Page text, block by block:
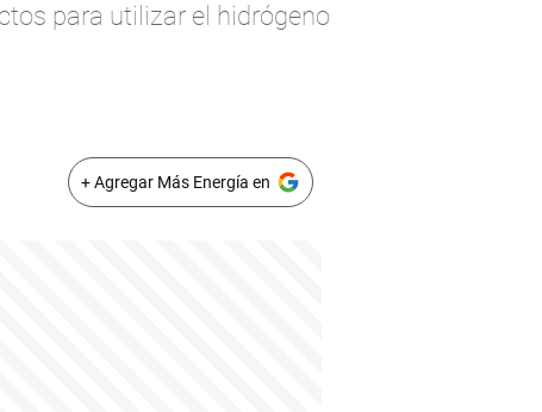
para utilizar el hidrógeno
+ Agregar Más Energía en